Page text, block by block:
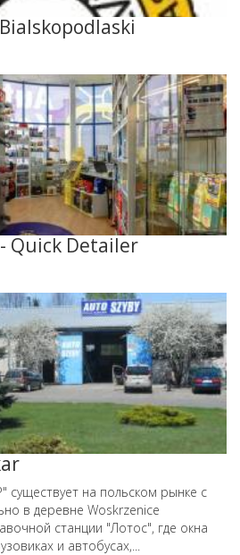
Quick Detailer
существует на польском рынке с
в деревне Woskrzenice
станции "Лотос", где окна
и автобусах,...